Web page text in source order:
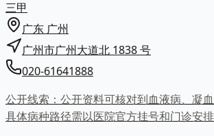
三甲
广东 广州
广州市广州大道北 1838 号
020-61641888
公开线索： 公开资料可核对到血液病、凝
具体病种路径需以医院官方挂号和门诊安排